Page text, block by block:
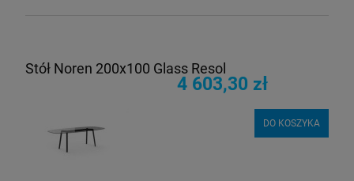
Stół Noren 200x100 Glass Resol
4 603,30 zł
DO KOSZYKA